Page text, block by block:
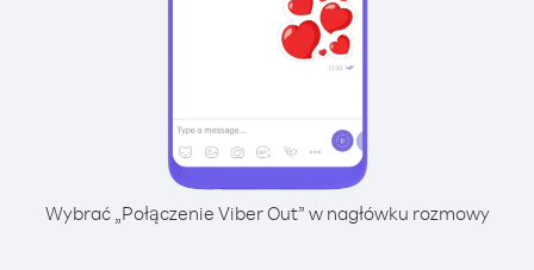
Wybrać „Połączenie Viber Out” w nagłówku rozmowy